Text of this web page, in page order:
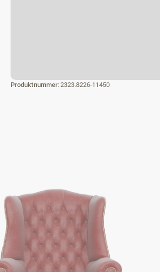
Produktnummer:2323.8226-11450